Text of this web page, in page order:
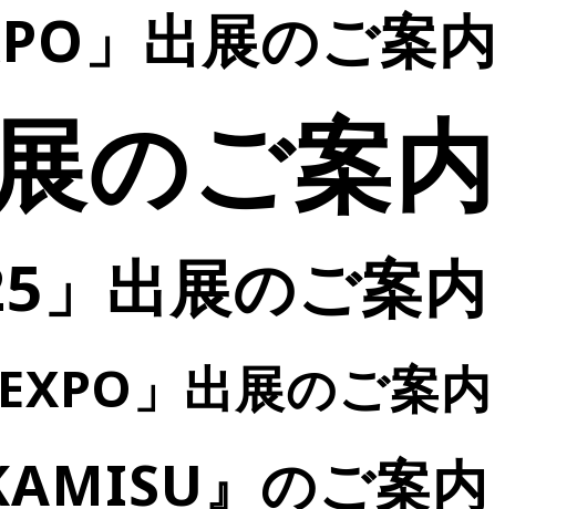
総合カタログのダウンロード
プライバシーポリシー
」出展のご案内
のご案内
」出展のご案内
」出展のご案内
』のご案内